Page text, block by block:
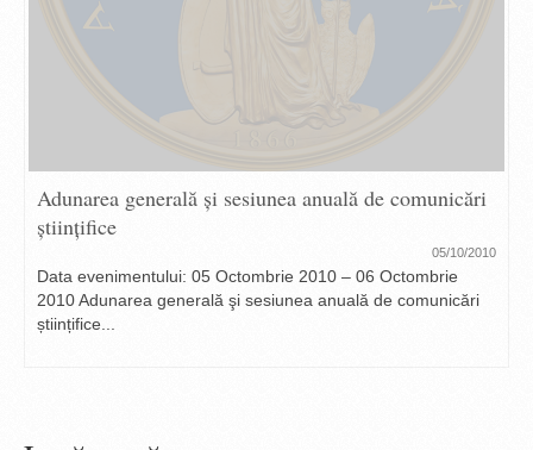
Adunarea generală şi sesiunea anuală de comunicări
ştiinţifice
05/10/2010
Data evenimentului: 05 Octombrie 2010 – 06 Octombrie
2010 Adunarea generală şi sesiunea anuală de comunicări
științifice...